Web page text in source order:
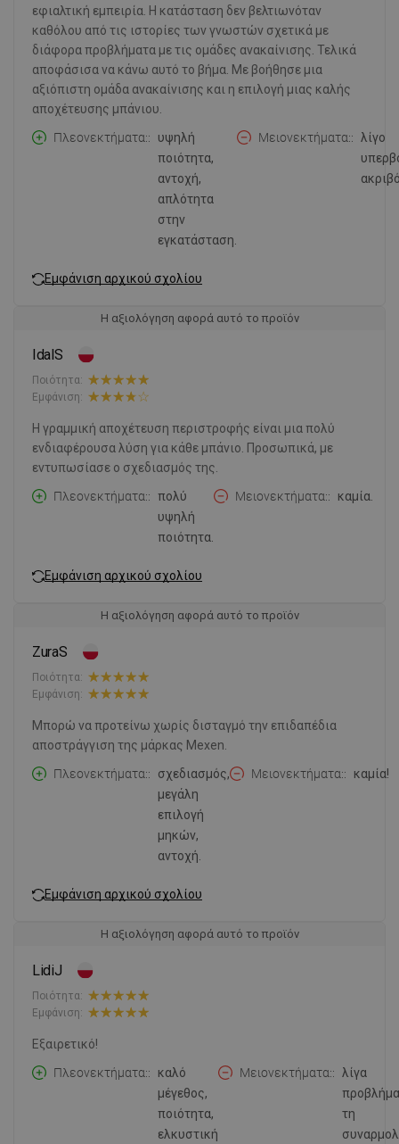
εφιαλτική εμπειρία. Η κατάσταση δεν βελτιωνόταν
καθόλου από τις ιστορίες των γνωστών σχετικά με
διάφορα προβλήματα με τις ομάδες ανακαίνισης. Τελικά
αποφάσισα να κάνω αυτό το βήμα. Με βοήθησε μια
αξιόπιστη ομάδα ανακαίνισης και η επιλογή μιας καλής
αποχέτευσης μπάνιου.
Πλεονεκτήματα:
υψηλή
ποιότητα,
αντοχή,
απλότητα
στην
εγκατάσταση.
Μειονεκτήματα:
λίγο
Εμφάνιση αρχικού σχολίου
Η αξιολόγηση αφορά αυτό το προϊόν
IdalS
Ποιότητα:
Εμφάνιση:
Η γραμμική αποχέτευση περιστροφής είναι μια πολύ
ενδιαφέρουσα λύση για κάθε μπάνιο. Προσωπικά, με
εντυπωσίασε ο σχεδιασμός της.
Πλεονεκτήματα:
πολύ
υψηλή
ποιότητα.
Μειονεκτήματα: καμία.
Εμφάνιση αρχικού σχολίου
Η αξιολόγηση αφορά αυτό το προϊόν
ZuraS
Ποιότητα:
Εμφάνιση:
Μπορώ να προτείνω χωρίς δισταγμό την επιδαπέδια
αποστράγγιση της μάρκας Mexen.
Πλεονεκτήματα:
σχεδιασμός,
μεγάλη
επιλογή
μηκών,
αντοχή.
Μειονεκτήματα: καμία!
Εμφάνιση αρχικού σχολίου
Η αξιολόγηση αφορά αυτό το προϊόν
LidiJ
Ποιότητα:
Εμφάνιση:
Εξαιρετικό!
Πλεονεκτήματα:
καλό
μέγεθος,
ποιότητα,
ελκυστική
Μειονεκτήματα:
λίγα
τη